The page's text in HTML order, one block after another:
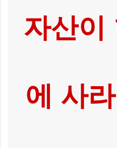
자산이
에 사